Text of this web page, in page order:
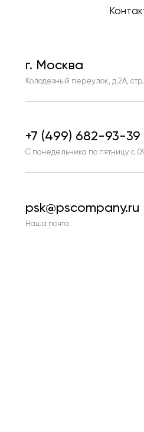
г. Москва
Колодезный переулок, д.2А,
+7 (499) 682-93-39
С понедельника по пятницу с
psk@pscompany.ru
Наша почта